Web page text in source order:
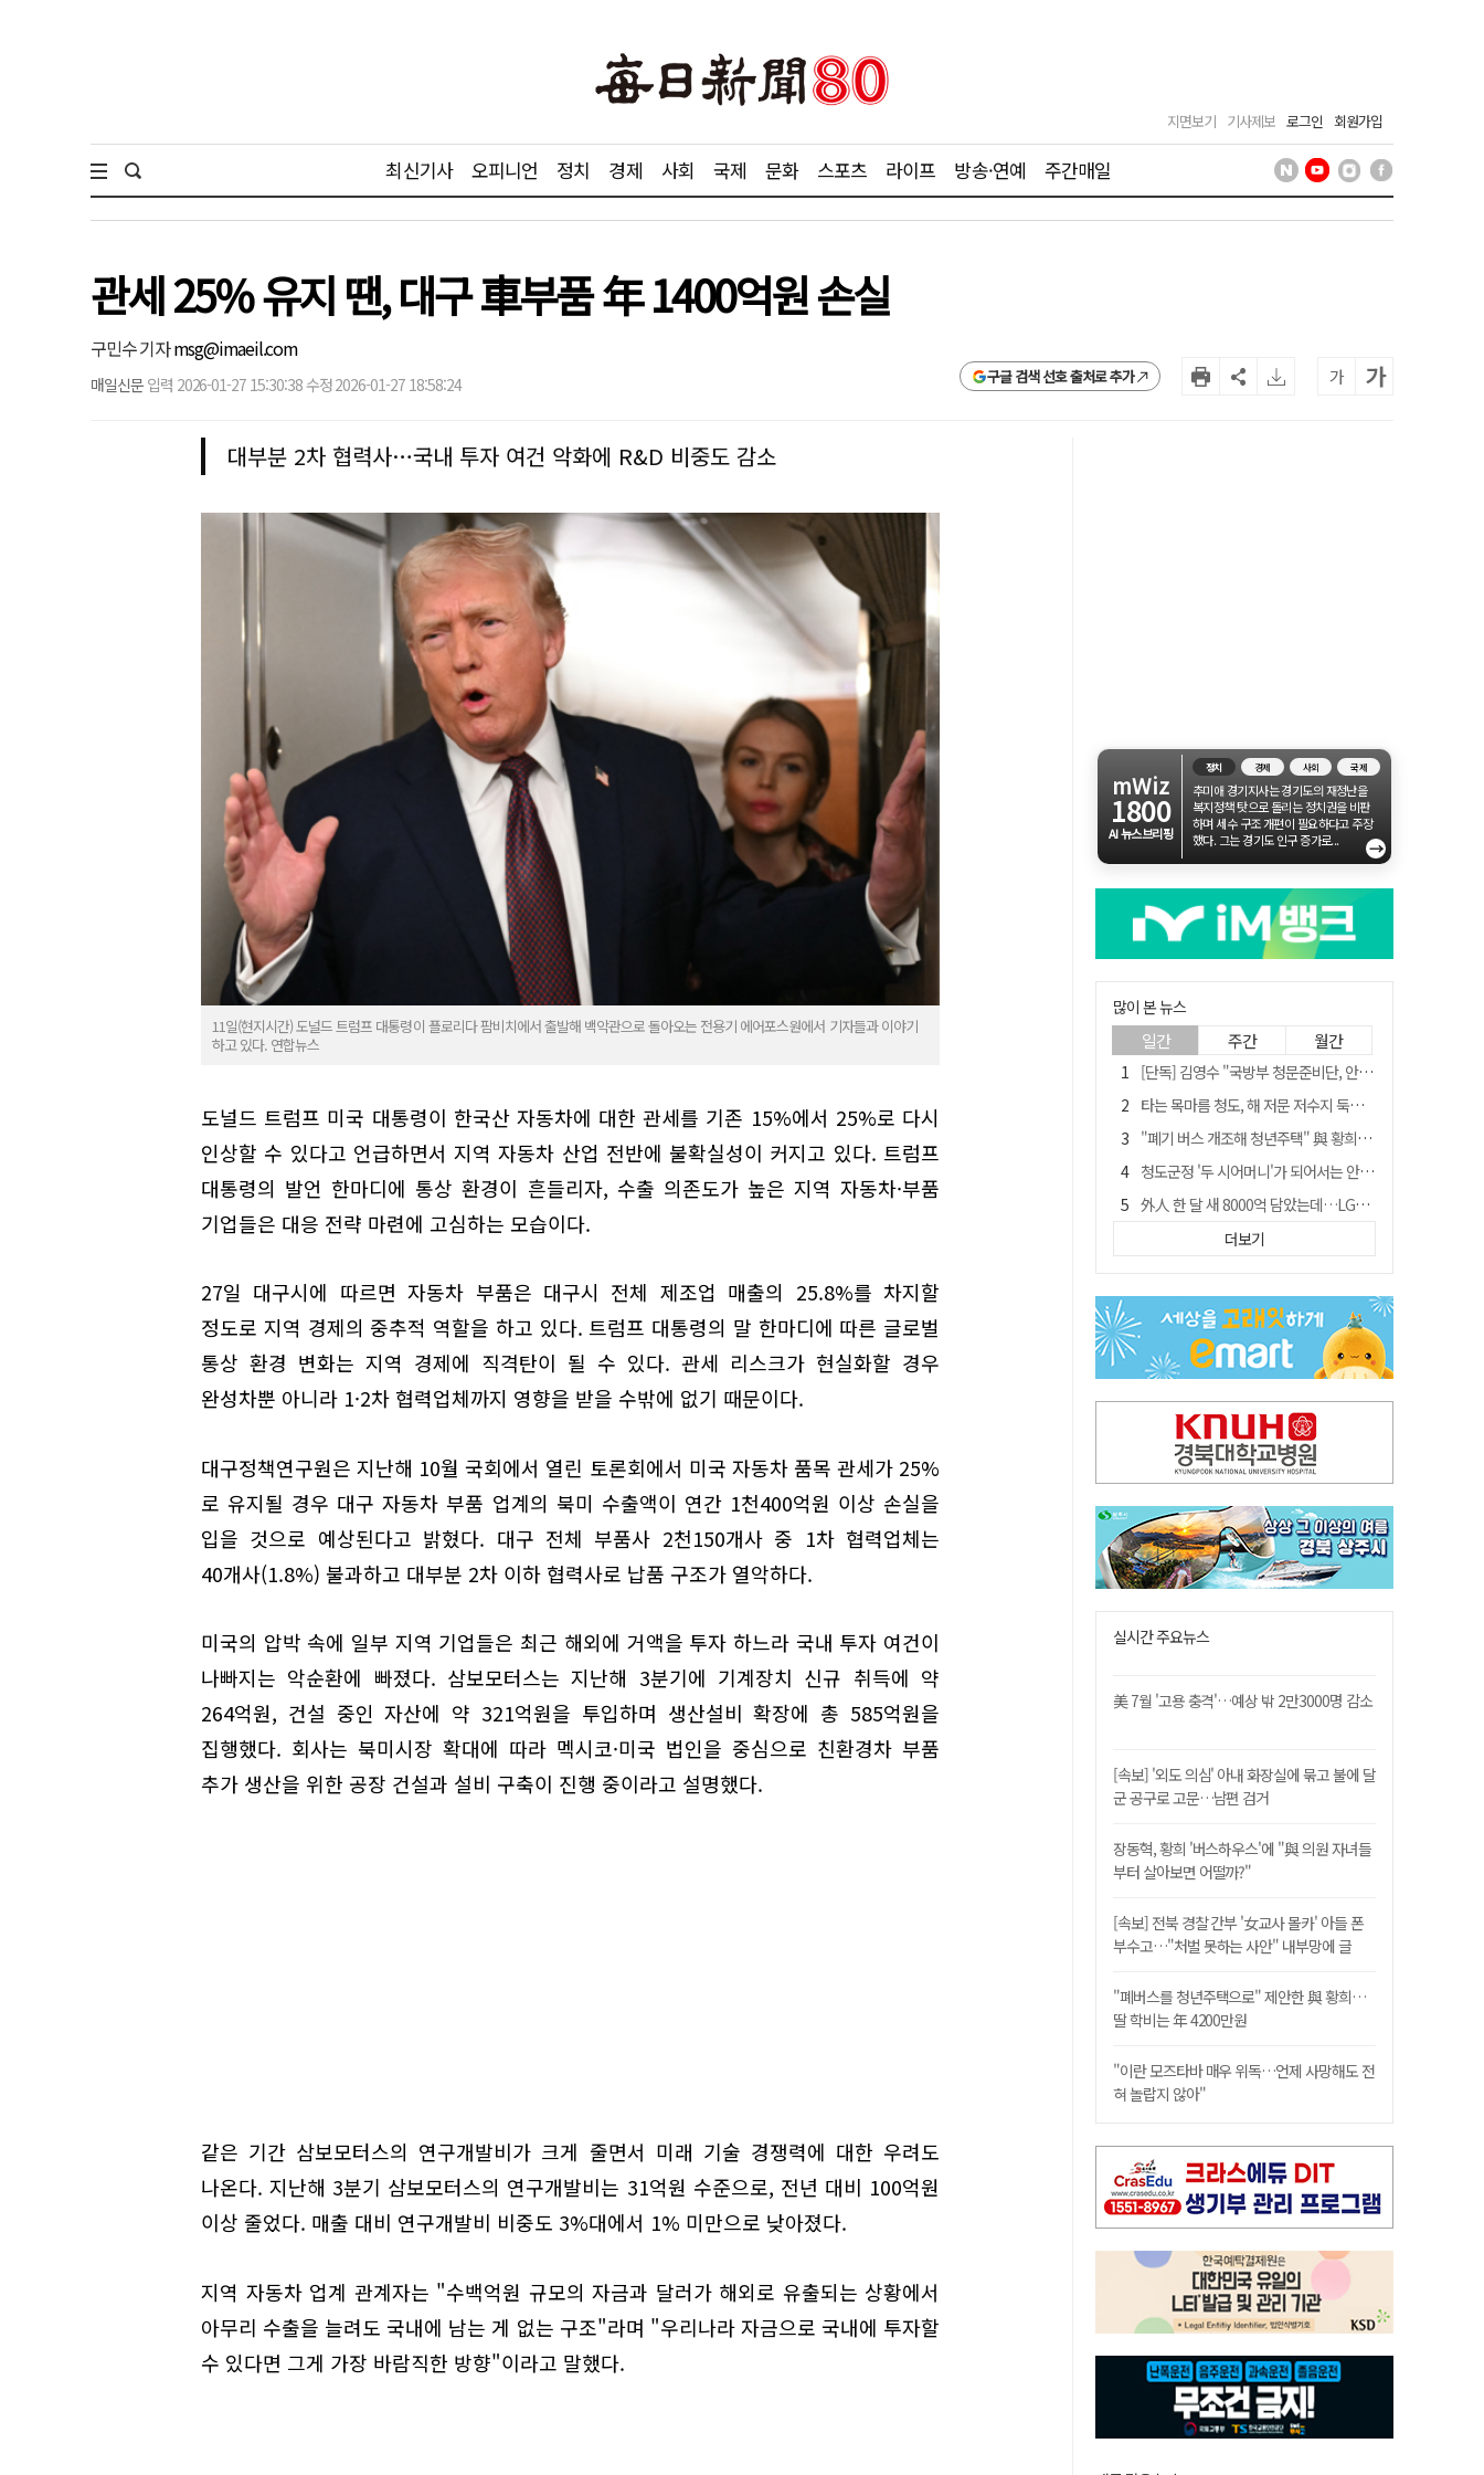
지면보기 기사제보 로그인 회원가입
최신기사 오피니언 정치 경제 사회 국제 문화 스포츠 라이프 방송·연예 주간매일
관세 25% 유지 땐, 대구 車부품 年 1400억원 손실
구민수 기자msg@imaeil.com
매일신문 입력 2026-01-27 15:30:38 수정 2026-01-27 18:58:24 구글 검색 선호 출처로 추가 가 가
대부분 2차 협력사…국내 투자 여건 악화에 R&D 비중도 감소
11일(현지시간) 도널드 트럼프 대통령이 플로리다 팜비치에서 출발해 백악관으로 돌아오는 전용기 에어포스원에서 기자들과 이야기
하고 있다. 연합뉴스
도널드 트럼프 미국 대통령이 한국산 자동차에 대한 관세를 기존 15%에서 25%로 다시
인상할 수 있다고 언급하면서 지역 자동차 산업 전반에 불확실성이 커지고 있다. 트럼프
대통령의 발언 한마디에 통상 환경이 흔들리자, 수출 의존도가 높은 지역 자동차·부품
기업들은 대응 전략 마련에 고심하는 모습이다.
27일 대구시에 따르면 자동차 부품은 대구시 전체 제조업 매출의 25.8%를 차지할
정도로 지역 경제의 중추적 역할을 하고 있다. 트럼프 대통령의 말 한마디에 따른 글로벌
통상 환경 변화는 지역 경제에 직격탄이 될 수 있다. 관세 리스크가 현실화할 경우
완성차뿐 아니라 1·2차 협력업체까지 영향을 받을 수밖에 없기 때문이다.
대구정책연구원은 지난해 10월 국회에서 열린 토론회에서 미국 자동차 품목 관세가 25%
로 유지될 경우 대구 자동차 부품 업계의 북미 수출액이 연간 1천400억원 이상 손실을
입을 것으로 예상된다고 밝혔다. 대구 전체 부품사 2천150개사 중 1차 협력업체는
40개사(1.8%) 불과하고 대부분 2차 이하 협력사로 납품 구조가 열악하다.
미국의 압박 속에 일부 지역 기업들은 최근 해외에 거액을 투자 하느라 국내 투자 여건이
나빠지는 악순환에 빠졌다. 삼보모터스는 지난해 3분기에 기계장치 신규 취득에 약
264억원, 건설 중인 자산에 약 321억원을 투입하며 생산설비 확장에 총 585억원을
집행했다. 회사는 북미시장 확대에 따라 멕시코·미국 법인을 중심으로 친환경차 부품
추가 생산을 위한 공장 건설과 설비 구축이 진행 중이라고 설명했다.
같은 기간 삼보모터스의 연구개발비가 크게 줄면서 미래 기술 경쟁력에 대한 우려도
나온다. 지난해 3분기 삼보모터스의 연구개발비는 31억원 수준으로, 전년 대비 100억원
이상 줄었다. 매출 대비 연구개발비 비중도 3%대에서 1% 미만으로 낮아졌다.
지역 자동차 업계 관계자는 "수백억원 규모의 자금과 달러가 해외로 유출되는 상황에서
아무리 수출을 늘려도 국내에 남는 게 없는 구조"라며 "우리나라 자금으로 국내에 투자할
수 있다면 그게 가장 바람직한 방향"이라고 말했다.
mWiz
1800
AI 뉴스브리핑
정치 경제 사회 국제
추미애 경기지사는 경기도의 재정난을
복지정책 탓으로 돌리는 정치권을 비판
하며 세수 구조 개편이 필요하다고 주장
했다. 그는 경기도 인구 증가로...
→
많이 본 뉴스
일간 주간 월간
[단독] 김영수 "국방부 청문준비단, 안규백 탈영 알고있었다"
타는 목마름 청도, 해 저문 저수지 둑에 군수가 서 있었다
"폐기 버스 개조해 청년주택" 與 황희…'딸 학비는 年 4200만원'
청도군정 '두 시어머니'가 되어서는 안된다
外人 한 달 새 8000억 담았는데…LG이노텍 목표주가는 왜 엇갈릴까
임시휴업 들어갔던 홈플러스 영주점, 7일 영업 재개…지하 1층만 운영
SK하이닉스, 주당 375원 분기 배당 공시…"3분기 중 주주환원 방안 확정"
이의준 전 경북도 새마을봉사과장, 제28대 울릉군 부군수 취임
"상법개정해도 주주가 '봉'"…하이닉스 솔리다임 상장설에 술렁[개미와글와글]
더보기
실시간 주요뉴스
美 7월 '고용 충격'…예상 밖 2만3000명 감소
[속보] '외도 의심' 아내 화장실에 묶고 불에 달
군 공구로 고문…남편 검거
장동혁, 황희 '버스하우스'에 "與 의원 자녀들
부터 살아보면 어떨까?"
[속보] 전북 경찰 간부 '女교사 몰카' 아들 폰
부수고…"처벌 못하는 사안" 내부망에 글
"폐버스를 청년주택으로" 제안한 與 황희…
딸 학비는 年 4200만원
"이란 모즈타바 매우 위독…언제 사망해도 전
혀 놀랍지 않아"